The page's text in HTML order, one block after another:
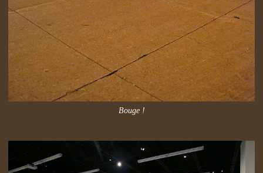
Bouge !